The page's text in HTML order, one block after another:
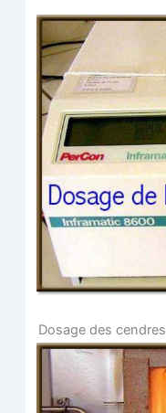
Dosage des cendres